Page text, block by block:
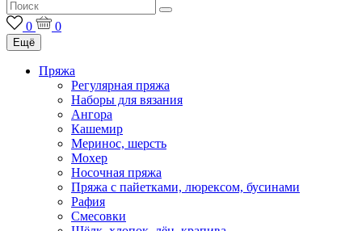
0 0
Ещё
Пряжа
Регулярная пряжа
Наборы для вязания
Ангора
Кашемир
Меринос, шерсть
Мохер
Носочная пряжа
Пряжа с пайетками, люрексом, бусинами
Рафия
Смесовки